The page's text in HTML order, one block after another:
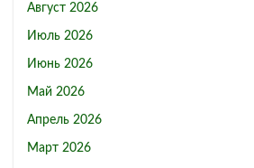
Август 2026
Июль 2026
Июнь 2026
Май 2026
Апрель 2026
Март 2026